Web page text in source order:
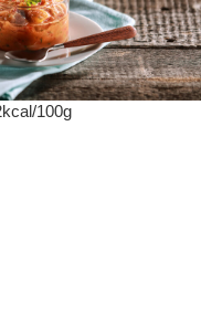
100g